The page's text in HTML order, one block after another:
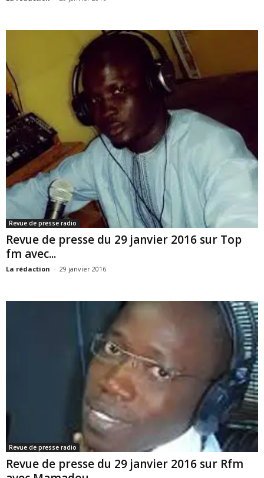
Revue de presse radio
Revue de presse du 29 janvier 2016 sur Top
fm avec...
La rédaction - 29 janvier 2016
Revue de presse radio
Revue de presse du 29 janvier 2016 sur Rfm